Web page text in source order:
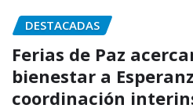
DESTACADAS
Ferias de Paz
bienestar a
coordinación